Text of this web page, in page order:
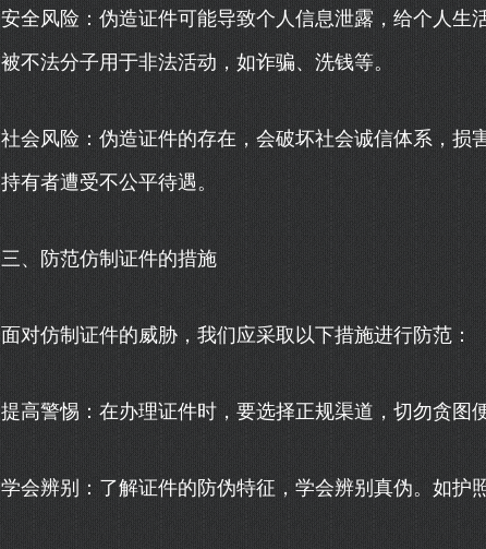
安全风险：伪造证件可能导致个人信息泄露，给个人生
被不法分子用于非法活动，如诈骗、洗钱等。
社会风险：伪造证件的存在，会破坏社会诚信体系，损
持有者遭受不公平待遇。
三、防范仿制证件的措施
面对仿制证件的威胁，我们应采取以下措施进行防范：
提高警惕：在办理证件时，要选择正规渠道，切勿贪图
学会辨别：了解证件的防伪特征，学会辨别真伪。如护